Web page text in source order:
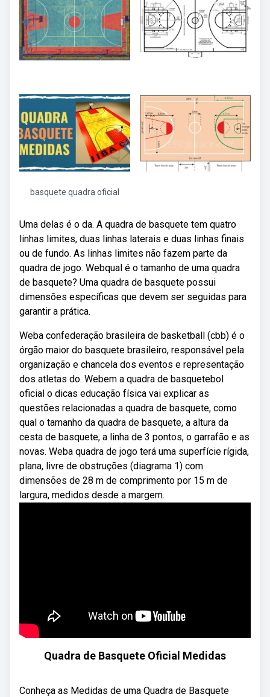
basquete quadra oficial
Uma delas é o da. A quadra de basquete tem quatro
linhas limites, duas linhas laterais e duas linhas finais
ou de fundo. As linhas limites não fazem parte da
quadra de jogo. Webqual é o tamanho de uma quadra
de basquete? Uma quadra de basquete possui
dimensões específicas que devem ser seguidas para
garantir a prática.
Weba confederação brasileira de basketball (cbb) é o
órgão maior do basquete brasileiro, responsável pela
organização e chancela dos eventos e representação
dos atletas do. Webem a quadra de basquetebol
oficial o dicas educação física vai explicar as
questões relacionadas a quadra de basquete, como
qual o tamanho da quadra de basquete, a altura da
cesta de basquete, a linha de 3 pontos, o garrafão e as
novas. Weba quadra de jogo terá uma superfície rígida,
plana, livre de obstruções (diagrama 1) com
dimensões de 28 m de comprimento por 15 m de
largura, medidos desde a margem.
Quadra de Basquete Oficial Medidas
Conheça as Medidas de uma Quadra de Basquete